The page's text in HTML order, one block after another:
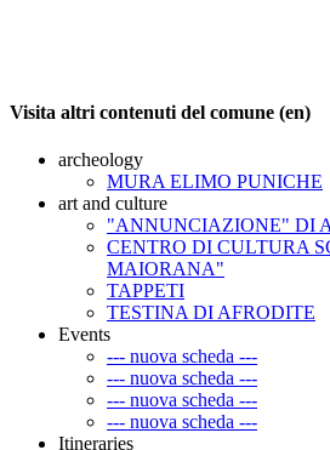
Visita altri contenuti del comune (en)
archeology
MURA ELIMO PUNICHE
art and culture
"ANNUNCIAZIONE" DI
CENTRO DI CULTURA
MAIORANA"
TAPPETI
TESTINA DI AFRODITE
Events
--- nuova scheda ---
--- nuova scheda ---
--- nuova scheda ---
--- nuova scheda ---
Itineraries